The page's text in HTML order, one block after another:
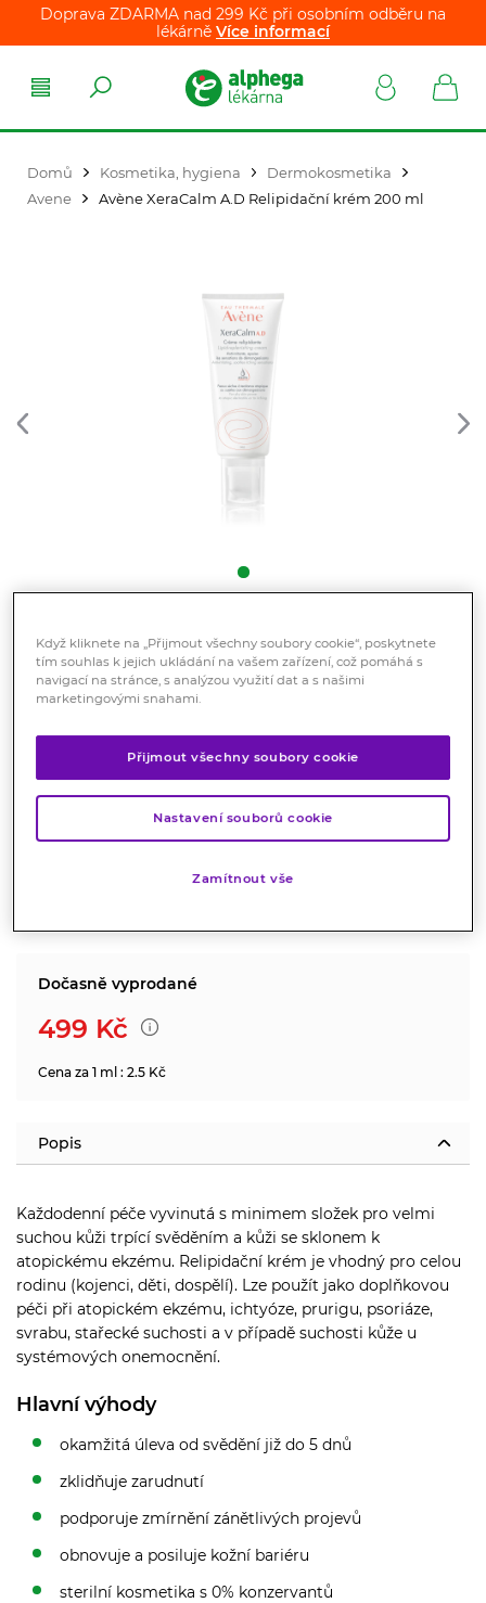
Doprava ZDARMA nad 299 Kč při osobním odběru na
lékárně Více informací
Domů Kosmetika, hygiena
Dermokosmetika
Avene
Avène XeraCalm A.D Relipidační krém 200 ml
Avène XeraCalm A.D Relipidační
krém 200 ml
Relipidační krém s praktickou sterilní pumpou
poskytuje okamžitou úlevu od svědění, zmírňuje
zarudnutí a zklidňuje podráždění suché kůže celé
rodiny (kojenci, děti, dospělí) se sklonem k atopickému
ekzému a svědění.
Dočasně vyprodané
499 Kč
Cena za 1 ml : 2.5 Kč
Popis
Každodenní péče vyvinutá s minimem složek pro velmi
suchou kůži trpící svěděním a kůži se sklonem k
atopickému ekzému. Relipidační krém je vhodný pro celou
rodinu (kojenci, děti, dospělí). Lze použít jako doplňkovou
péči při atopickém ekzému, ichtyóze, prurigu, psoriáze,
svrabu, stařecké suchosti a v případě suchosti kůže u
systémových onemocnění.
Hlavní výhody
okamžitá úleva od svědění již do 5 dnů
zklidňuje zarudnutí
podporuje zmírnění zánětlivých projevů
obnovuje a posiluje kožní bariéru
sterilní kosmetika s 0% konzervantů
Když kliknete na „Přijmout všechny soubory cookie“, poskytnete
tím souhlas k jejich ukládání na vašem zařízení, což pomáhá s
navigací na stránce, s analýzou využití dat a s našimi
marketingovými snahami.
Přijmout všechny soubory cookie
Nastavení souborů cookie
Zamítnout vše